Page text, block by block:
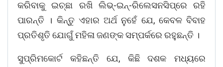
କରିବାକୁ ଇଚ୍ଛା ରଖି ଲିଭ୍-ଇନ୍-ରିଲେସନସିପ୍‌ରେ ରହି
ପାରନ୍ତି । କିନ୍ତୁ ଏହାର ଅର୍ଥ ନୁହେଁ ଯେ, କେବଳ ବିବାହ
ପ୍ରତିଶୃତି ଯୋଗୁଁ ମହିଳା ଜଣଙ୍କ ସମ୍ପର୍କରେ ରହୁଛନ୍ତି ।
ସୁପ୍ରିମକୋର୍ଟ କହିଛନ୍ତି ଯେ, କିଛି ଦଶକ ମଧ୍ୟରେ